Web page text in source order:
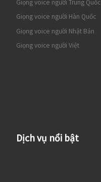
Giọng voice người Trung Quốc
Giọng voice người Hàn Quốc
Giọng voice người Nhật Bản
Giọng voice người Việt
Dịch vụ nổi bật